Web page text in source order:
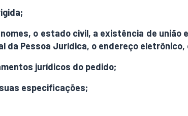
o estado civil, a existência de
da Pessoa Jurídica, o endereço
jurídicos do pedido;
especificações;